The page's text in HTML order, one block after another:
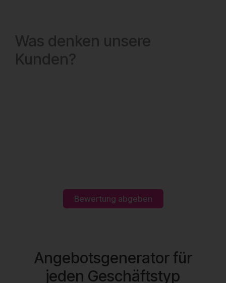
Was denken unsere
Kunden?
Bewertung abgeben
Angebotsgenerator für
jeden Geschäftstyp